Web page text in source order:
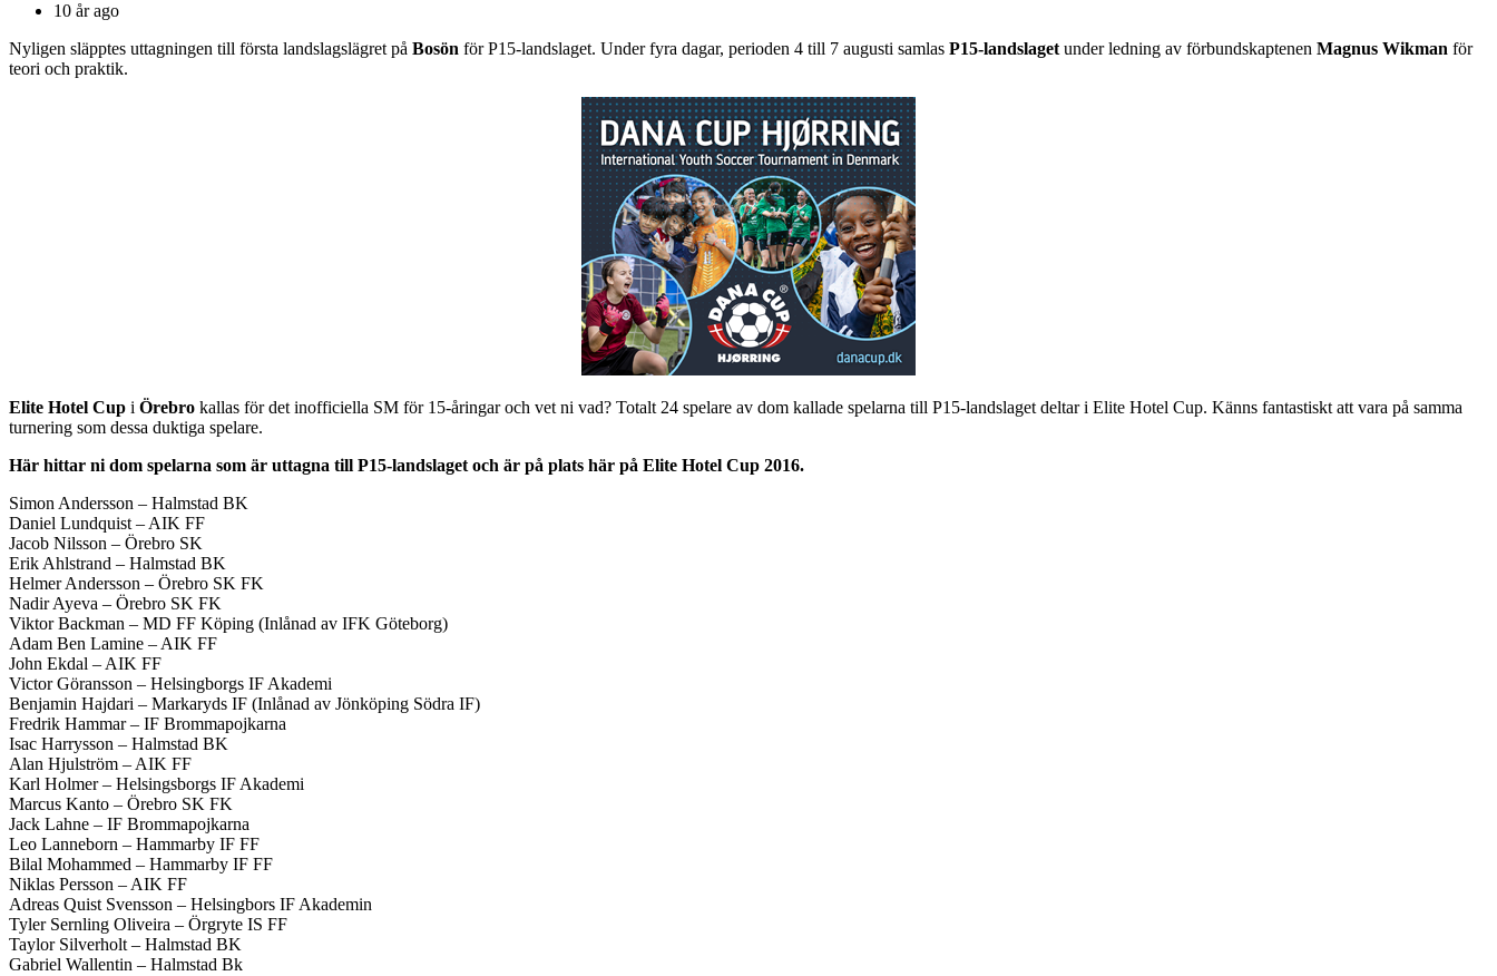
10 år ago
Nyligen släpptes uttagningen till första landslagslägret på Bosön för P15-landslaget. Under fyra dagar, perioden 4 till 7 augusti samlas P15-landslaget under ledning av förbundskaptenen Magnus Wikman för
teori och praktik.
Elite Hotel Cup i Örebro kallas för det inofficiella SM för 15-åringar och vet ni vad? Totalt 24 spelare av dom kallade spelarna till P15-landslaget deltar i Elite Hotel Cup. Känns fantastiskt att vara på samma
turnering som dessa duktiga spelare.
Här hittar ni dom spelarna som är uttagna till P15-landslaget och är på plats här på Elite Hotel Cup 2016.
Simon Andersson – Halmstad BK
Daniel Lundquist – AIK FF
Jacob Nilsson – Örebro SK
Erik Ahlstrand – Halmstad BK
Helmer Andersson – Örebro SK FK
Nadir Ayeva – Örebro SK FK
Viktor Backman – MD FF Köping (Inlånad av IFK Göteborg)
Adam Ben Lamine – AIK FF
John Ekdal – AIK FF
Victor Göransson – Helsingborgs IF Akademi
Benjamin Hajdari – Markaryds IF (Inlånad av Jönköping Södra IF)
Fredrik Hammar – IF Brommapojkarna
Isac Harrysson – Halmstad BK
Alan Hjulström – AIK FF
Karl Holmer – Helsingsborgs IF Akademi
Marcus Kanto – Örebro SK FK
Jack Lahne – IF Brommapojkarna
Leo Lanneborn – Hammarby IF FF
Bilal Mohammed – Hammarby IF FF
Niklas Persson – AIK FF
Adreas Quist Svensson – Helsingbors IF Akademin
Tyler Sernling Oliveira – Örgryte IS FF
Taylor Silverholt – Halmstad BK
Gabriel Wallentin – Halmstad Bk